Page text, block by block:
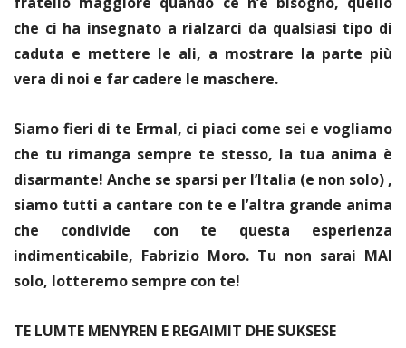
che ci ha insegnato a rialzarci da qualsiasi tipo di
caduta e mettere le ali, a mostrare la parte più
vera di noi e far cadere le maschere.
Siamo fieri di te Ermal, ci piaci come sei e vogliamo
che tu rimanga sempre te stesso, la tua anima è
disarmante! Anche se sparsi per l’Italia (e non solo) ,
siamo tutti a cantare con te e l’altra grande anima
che condivide con te questa esperienza
indimenticabile, Fabrizio Moro. Tu non sarai MAI
solo, lotteremo sempre con te!
TE LUMTE MENYREN E REGAIMIT DHE SUKSESE